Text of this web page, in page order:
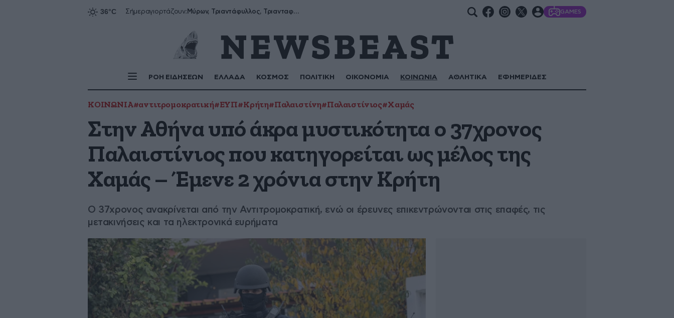
Σήμεραγιορτάζουν: Μύρων, Τριαντάφυλλος, Τριανταφυλλιά, Φυλλιώ, Ρόζα GAMES
ΡΟΗ ΕΙΔΗΣΕΩΝ ΕΛΛΑΔΑ ΚΟΣΜΟΣ ΠΟΛΙΤΙΚΗ ΟΙΚΟΝΟΜΙΑ ΚΟΙΝΩΝΙΑ ΑΘΛΗΤΙΚΑ ΕΦΗΜΕΡΙΔΕΣ
ΚΟΙΝΩΝΙΑ#αντιτρομοκρατική#ΕΥΠ#Κρήτη#Παλαιστίνη#Παλαιστίνιος#Χαμάς
Στην Αθήνα υπό άκρα μυστικότητα ο 37χρονος
Παλαιστίνιος που κατηγορείται ως μέλος της
Χαμάς – Έμενε 2 χρόνια στην Κρήτη
Ο 37χρονος ανακρίνεται από την Αντιτρομοκρατική, ενώ οι έρευνες επικεντρώνονται στις επαφές, τις
μετακινήσεις και τα ηλεκτρονικά ευρήματα